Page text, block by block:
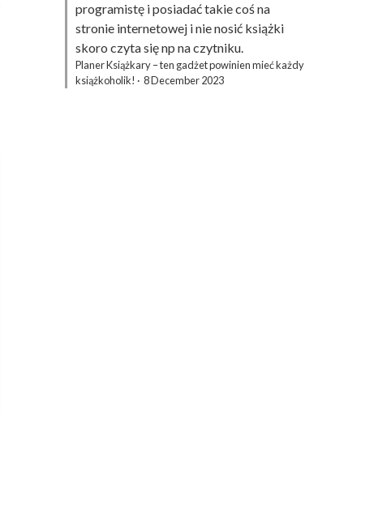
programistę i posiadać takie coś na
stronie internetowej i nie nosić książki
skoro czyta się np na czytniku.
Planer Książkary – ten gadżet powinien mieć każdy
książkoholik! · 8 December 2023